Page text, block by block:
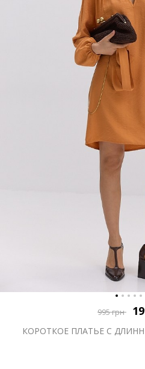
995грн
КОРОТКОЕ ПЛАТЬЕ С